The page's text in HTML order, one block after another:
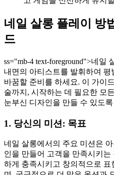
네일 살롱 플레이 방
드
ss="mb-4 text-foreground">네일
내면의 아티스트를 발휘하여
바꿈할 준비를 하세요. 이 가이
술까지, 시작하는 데 필요한 모
눈부신 디자인을 만들 수 있도
1. 당신의 미션: 목표
네일 살롱에서의 주요 미션은
인을 만들어 고객을 만족시키
하게 충족시키고 창의적으로